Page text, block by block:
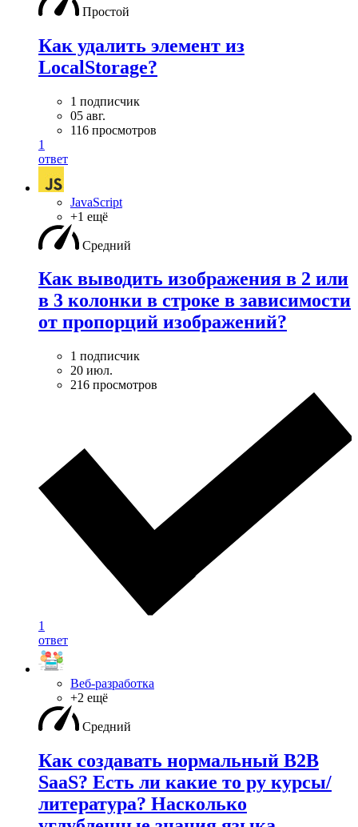
Простой
Как удалить элемент из
LocalStorage?
1 подписчик
05 авг.
116 просмотров
1
ответ
JavaScript
+1 ещё
Средний
Как выводить изображения в 2 или
в 3 колонки в строке в зависимости
от пропорций изображений?
1 подписчик
20 июл.
216 просмотров
1
ответ
Веб-разработка
+2 ещё
Средний
Как создавать нормальный B2B
SaaS? Есть ли какие то ру курсы/
литература? Насколько